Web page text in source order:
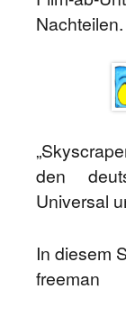
Nachteilen.
den
Universal
In diesem
freeman